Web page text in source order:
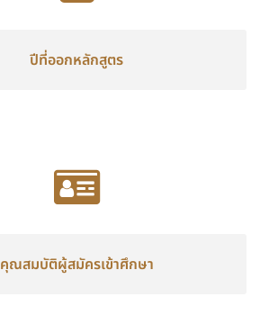
ปีที่ออกหลักสูตร
คุณสมบัติผู้สมัครเข้าศึกษา